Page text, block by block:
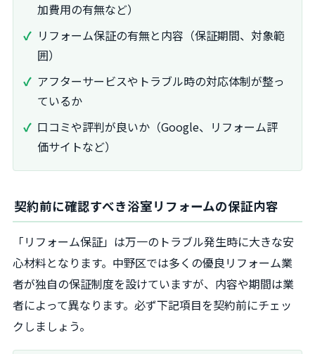
加費用の有無など）
リフォーム保証の有無と内容（保証期間、対象範
囲）
アフターサービスやトラブル時の対応体制が整っ
ているか
口コミや評判が良いか（Google、リフォーム評
価サイトなど）
契約前に確認すべき浴室リフォームの保証内容
「リフォーム保証」は万一のトラブル発生時に大きな安
心材料となります。中野区では多くの優良リフォーム業
者が独自の保証制度を設けていますが、内容や期間は業
者によって異なります。必ず下記項目を契約前にチェッ
クしましょう。